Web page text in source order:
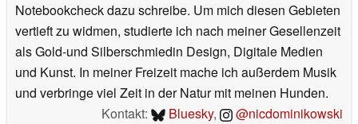
Notebookcheck dazu schreibe. Um mich diesen Gebieten
vertieft zu widmen, studierte ich nach meiner Gesellenzeit
als Gold-und Silberschmiedin Design, Digitale Medien
und Kunst. In meiner Freizeit mache ich außerdem Musik
und verbringe viel Zeit in der Natur mit meinen Hunden.
Kontakt:
Bluesky, @nicdominikowski